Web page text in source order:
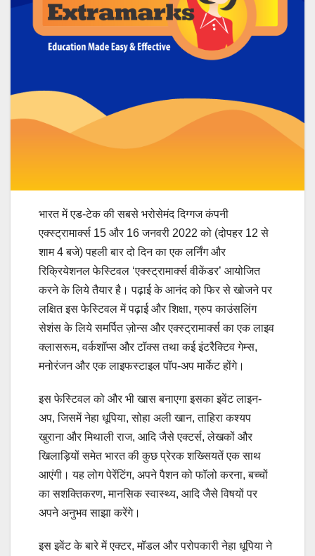
भारत में एड-टेक की सबसे भरोसेमंद दिग्‍गज कंपनी
एक्‍स्‍ट्रामार्क्‍स 15 और 16 जनवरी 2022 को (दोपहर 12 से
शाम 4 बजे) पहली बार दो दिन का एक लर्निंग और
रिक्रियेशनल फेस्टिवल ‘एक्‍स्‍ट्रामार्क्‍स वीकेंडर’ आयोजित
करने के लिये तैयार है। पढ़ाई के आनंद को फिर से खोजने पर
लक्षित इस फेस्टिवल में पढ़ाई और शिक्षा, ग्रुप काउंसलिंग
सेशंस के लिये समर्पित ज़ोन्‍स और एक्‍स्‍ट्रामार्क्‍स का एक लाइव
क्‍लासरूम, वर्कशॉप्‍स और टॉक्‍स तथा कई इंटरैक्टिव गेम्‍स,
मनोरंजन और एक लाइफस्‍टाइल पॉप-अप मार्केट होंगे।
इस फेस्टिवल को और भी खास बनाएगा इसका इवेंट लाइन-
अप, जिसमें नेहा धूपिया, सोहा अली खान, ताहिरा कश्‍यप
खुराना और मिथाली राज, आदि जैसे एक्‍टर्स, लेखकों और
खिलाड़ियों समेत भारत की कुछ प्रेरक शख्सियतें एक साथ
आएंगी। यह लोग पेरेंटिंग, अपने पैशन को फॉलो करना, बच्‍चों
का सशक्तिकरण, मानसिक स्‍वास्‍थ्‍य, आदि जैसे विषयों पर
अपने अनुभव साझा करेंगे।
इस इवेंट के बारे में एक्‍टर, मॉडल और परोपकारी नेहा धूपिया ने